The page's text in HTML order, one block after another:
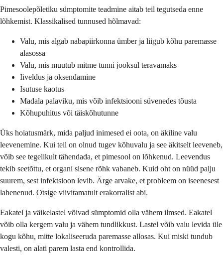
Pimesoolepõletiku sümptomite teadmine aitab teil tegutseda enne
lõhkemist. Klassikalised tunnused hõlmavad:
Valu, mis algab nabapiirkonna ümber ja liigub kõhu paremasse
alasossa
Valu, mis muutub mitme tunni jooksul teravamaks
Iiveldus ja oksendamine
Isutuse kaotus
Madala palaviku, mis võib infektsiooni süvenedes tõusta
Kõhupuhitus või täiskõhutunne
Üks hoiatusmärk, mida paljud inimesed ei oota, on äkiline valu
leevenemine. Kui teil on olnud tugev kõhuvalu ja see äkitselt leeveneb,
võib see tegelikult tähendada, et pimesool on lõhkenud. Leevendus
tekib seetõttu, et organi sisene rõhk vabaneb. Kuid oht on nüüd palju
suurem, sest infektsioon levib. Ärge arvake, et probleem on iseenesest
lahenenud. Otsige viivitamatult erakorralist abi.
Eakatel ja väikelastel võivad sümptomid olla vähem ilmsed. Eakatel
võib olla kergem valu ja vähem tundlikkust. Lastel võib valu levida üle
kogu kõhu, mitte lokaliseeruda paremasse allosas. Kui miski tundub
valesti, on alati parem lasta end kontrollida.